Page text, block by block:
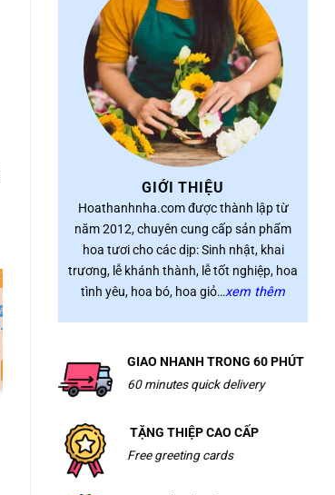
GIỚI THIỆU
Hoathanhnha.com được thành lập từ
năm 2012, chuyên cung cấp sản phẩm
hoa tươi cho các dịp: Sinh nhật, khai
trương, lễ khánh thành, lễ tốt nghiệp, hoa
tình yêu, hoa bó, hoa giỏ…xem thêm
GIAO NHANH TRONG 60 PHÚT
60 minutes quick delivery
TẶNG THIỆP CAO CẤP
Free greeting cards